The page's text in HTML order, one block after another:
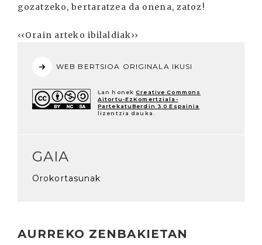
gozatzeko, bertaratzea da onena, zatoz!
‹‹Orain arteko ibilaldiak››
WEB BERTSIOA ORIGINALA IKUSI
Lan honek Creative Commons
Aitortu-EzKomertziala-
PartekatuBerdin 3.0 Espainia
lizentzia dauka.
GAIA
Orokortasunak
AURREKO ZENBAKIETAN